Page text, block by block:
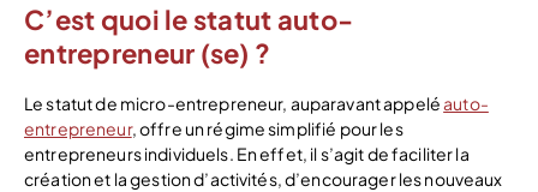
C’est quoi le statut auto-
entrepreneur (se) ?
Le statut de micro-entrepreneur, auparavant appeléauto-
entrepreneur, offre un régime simplifié pour les
entrepreneurs individuels. En effet, il s’agit de faciliter la
création et la gestion d’activités, d’encourager les nouveaux